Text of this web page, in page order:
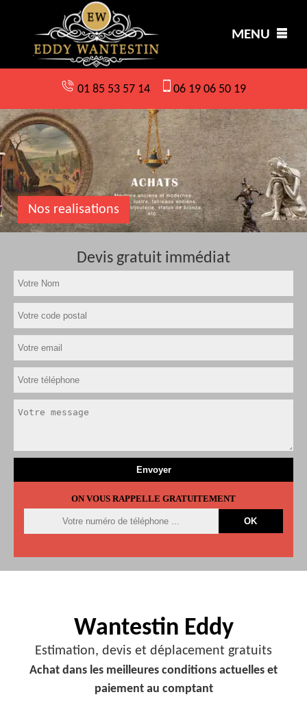
MENU
01 85 53 57 14 06 19 06 50 19
Nos realisations
Devis gratuit immédiat
ON VOUS RAPPELLE GRATUITEMENT
Wantestin Eddy
Estimation, devis et déplacement gratuits
Achat dans les meilleures conditions actuelles et
paiement au comptant